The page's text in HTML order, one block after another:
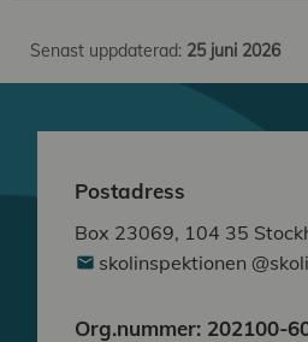
Senast uppdaterad: 25 juni 2026
Postadress
Box 23069, 104 35
skolinspektionen
Org.nummer: 202100-